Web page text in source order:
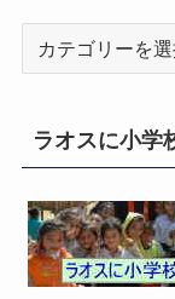
リ
ラオスに小学